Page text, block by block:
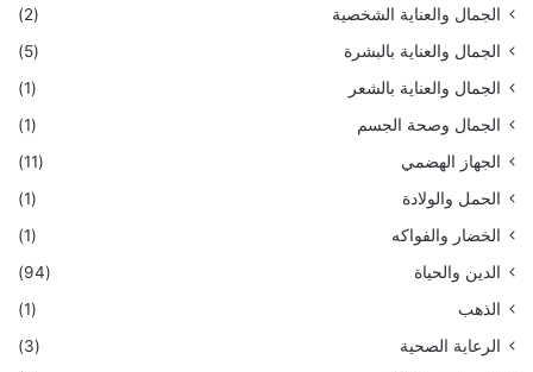
الجمال والعناية الشخصية
(2)
الجمال والعناية بالبشرة
(5)
الجمال والعناية بالشعر
(1)
الجمال وصحة الجسم
(1)
الجهاز الهضمي
(11)
الحمل والولادة
(1)
الخضار والفواكه
(1)
الدين والحياة
(94)
الذهب
(1)
الرعاية الصحية
(3)